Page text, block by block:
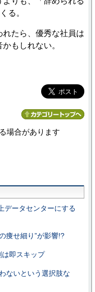
る。
たら、優秀な社員は
もしれない。
場合があります
データセンターにする
痩せ細り”が影響!?
即スキップ
ないという選択肢な